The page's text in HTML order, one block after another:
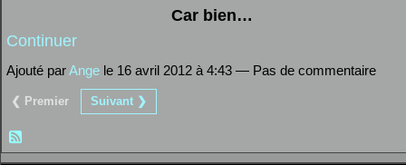
Car bien…
Continuer
Ajouté parAnge le 16 avril 2012 à 4:43 — Pas de commentaire
❮ Premier Suivant ❯